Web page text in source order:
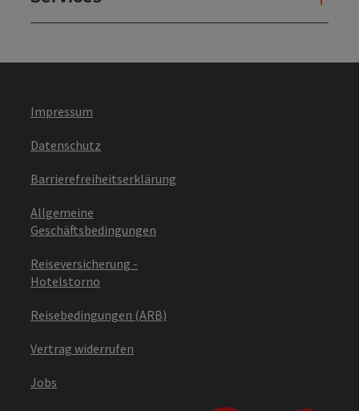
Impressum
Datenschutz
Barrierefreiheitserklärung
Allgemeine
Geschäftsbedingungen
Reiseversicherung -
Hotelstorno
Reisebedingungen (ARB)
Vertrag widerrufen
Jobs